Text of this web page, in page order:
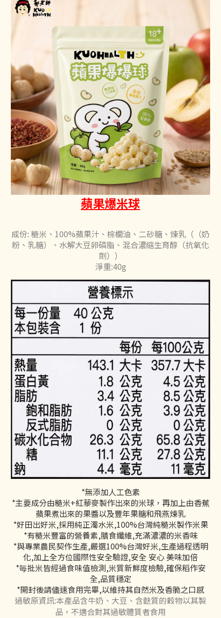
蘋果爆米球
成份: 糙米、100%蘋果汁、棕櫚油、二砂糖、煉乳（（奶
粉、乳糖）、水解大豆卵磷脂、混合濃縮生育醇（抗氧化
劑））
淨重:40g
*無添加人工色素
*主要成分由糙米+紅藜麥製作出來的米球，再加上由香蕉
蘋果煮出來的果醬以及豐年果糖和飛燕煉乳
*好田出好米,採用純正濁水米,100%台灣純糙米製作米果
*有糙米豐富的營養素,膳食纖維,充滿濃濃的米香味
*與專業農民契作生產,嚴選100%台灣好米,生產過程透明
化,加上全方位國際性安全驗證,安全 安心 美味加倍
*毎批米皆經過食味值檢測,米質新鮮度檢驗,確保稻作安
全,品質穩定
*開封後請儘速食用完畢,以維持其自然米及香脆之口感
過敏原資訊:本產品含牛奶、大豆、含麩質的穀物以其製
品，不適合對其過敏體質者食用